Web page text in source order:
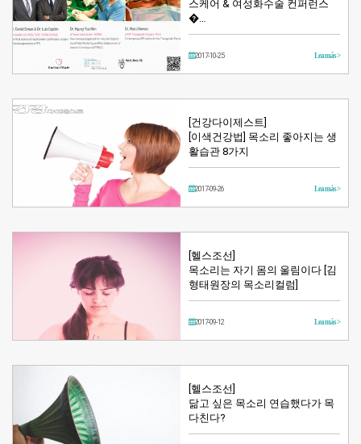
스케어 & 여성화수술 컨퍼런스
�…
2017-10-25 Lea más >
[건강다이제스트]
[이색건강법] 목소리 좋아지는 생
활습관 8가지
2017-09-26 Lea más >
[헬스조선]
목소리는 자기 몸의 울림이다 [김
형태원장의 목소리컬럼]
2017-09-12 Lea más >
[헬스조선]
닮고 싶은 목소리 연습했다가 목
다친다?